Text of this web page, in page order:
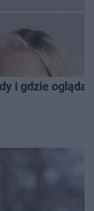
i gdzie